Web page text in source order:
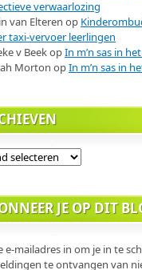
verwaarlozing
van Elteren op
taxi-vervoer leerlingen
v BeekopIn m’n sas in
Morton opIn m’n sas in
JE OP DIT
e-mailadres in om je in te
te ontvangen van